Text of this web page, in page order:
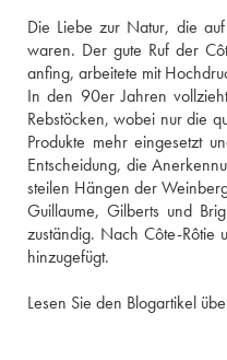
Die Liebe zur Natur, die
waren. Der gute Ruf der
anfing, arbeitete mit
In den 90er Jahren
Rebstöcken, wobei nur die
Produkte mehr eingesetzt
Entscheidung, die
steilen Hängen der
Guillaume, Gilberts und
zuständig. Nach Côte-Rôtie
hinzugefügt.
Lesen Sie den Blogartikel